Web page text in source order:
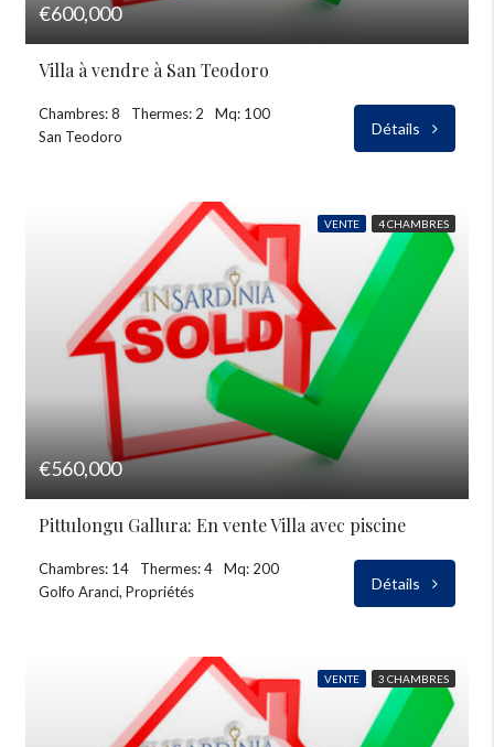
€600,000
Villa à vendre à San Teodoro
Chambres: 8 Thermes: 2
Mq: 100
San Teodoro
Détails
VENTE 4 CHAMBRES
€560,000
Pittulongu Gallura: En vente Villa avec piscine
Chambres: 14 Thermes: 4
Mq: 200
Golfo Aranci, Propriétés
Détails
VENTE 3 CHAMBRES